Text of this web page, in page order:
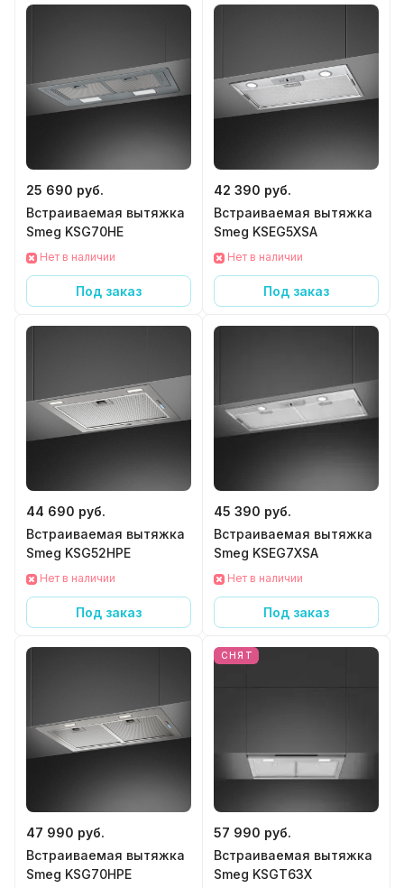
25 690 руб.
Встраиваемая вытяжка
Smeg KSG70HE
Нет в наличии
Под заказ
42 390 руб.
Встраиваемая вытяжка
Smeg KSEG5XSA
Нет в наличии
Под заказ
44 690 руб.
Встраиваемая вытяжка
Smeg KSG52HPE
Нет в наличии
Под заказ
45 390 руб.
Встраиваемая вытяжка
Smeg KSEG7XSA
Нет в наличии
Под заказ
47 990 руб.
Встраиваемая вытяжка
Smeg KSG70HPE
СНЯТ
57 990 руб.
Встраиваемая вытяжка
Smeg KSGT63X